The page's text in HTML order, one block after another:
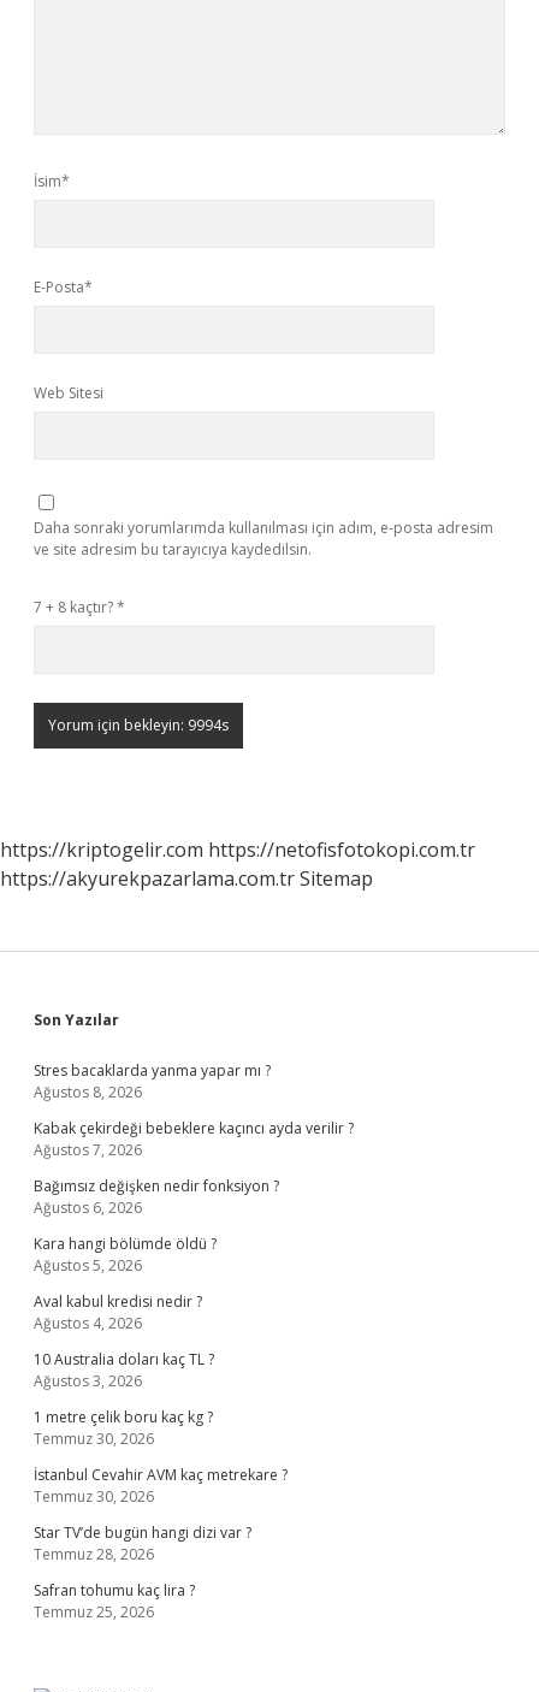
İsim*
E-Posta*
Web Sitesi
Daha sonraki yorumlarımda kullanılması için adım, e-posta adresim
ve site adresim bu tarayıcıya kaydedilsin.
7 + 8 kaçtır?*
https://kriptogelir.com https://netofisfotokopi.com.tr
https://akyurekpazarlama.com.trSitemap
Sidebar
Son Yazılar
Stres bacaklarda yanma yapar mı ?
Ağustos 8, 2026
Kabak çekirdeği bebeklere kaçıncı ayda verilir ?
Ağustos 7, 2026
Bağımsız değişken nedir fonksiyon ?
Ağustos 6, 2026
Kara hangi bölümde öldü ?
Ağustos 5, 2026
Aval kabul kredisi nedir ?
Ağustos 4, 2026
10 Australia doları kaç TL ?
Ağustos 3, 2026
1 metre çelik boru kaç kg ?
Temmuz 30, 2026
İstanbul Cevahir AVM kaç metrekare ?
Temmuz 30, 2026
Star TV’de bugün hangi dizi var ?
Temmuz 28, 2026
Safran tohumu kaç lira ?
Temmuz 25, 2026